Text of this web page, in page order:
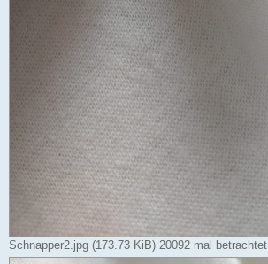
Schnapper2.jpg (173.73 KiB) 20092 mal betrachtet